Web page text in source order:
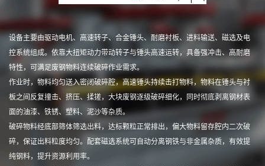
设备主要由驱动电机、高速转子、合金锤头、耐磨衬板、进料输送、磁选及电
控系统组成。依靠大扭矩动力带动转子与锤头高速运转，具备强冲击、高耐磨
特性，可满足废钢物料连续破碎作业需求。
作业时，物料均匀送入密闭破碎腔，高速锤头持续击打物料，物料在锤头与衬
板之间反复撞击、挤压、揉搓，大块废钢逐级破碎细化，同时彻底剥离钢材表
面的油漆、铁锈、塑料、泥沙等杂质。
破碎物料经底部筛体筛选出料，达标颗粒正常排出，偏大物料留存腔内二次破
碎，保证出料粒度均匀。配套磁选系统可自动分离钢铁与非金属杂质，有效提
纯钢料，提升资源利用率。